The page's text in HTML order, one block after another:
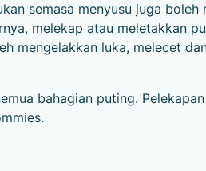
semasa menyusu juga boleh
melekap atau meletakkan
mengelakkan luka, melecet
bahagian puting.